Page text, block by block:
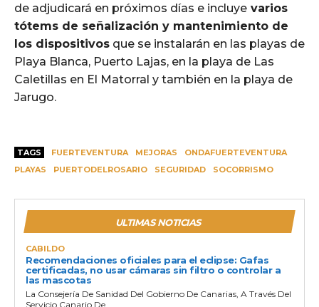
de adjudicará en próximos días e incluye varios
tótems de señalización y mantenimiento de
los dispositivos que se instalarán en las playas de
Playa Blanca, Puerto Lajas, en la playa de Las
Caletillas en El Matorral y también en la playa de
Jarugo.
TAGS FUERTEVENTURA MEJORAS
ONDAFUERTEVENTURA
PLAYAS
PUERTODELROSARIO SEGURIDAD SOCORRISMO
ULTIMAS NOTICIAS
CABILDO
Recomendaciones oficiales para el eclipse: Gafas
certificadas, no usar cámaras sin filtro o controlar a
las mascotas
La Consejería De Sanidad Del Gobierno De Canarias, A Través Del
Servicio Canario De...